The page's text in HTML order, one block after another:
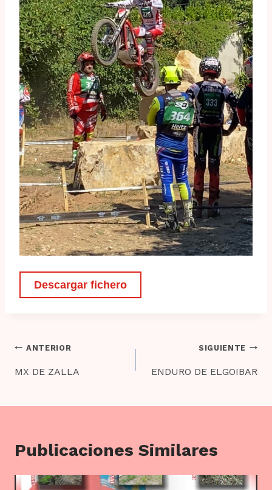
Descargar fichero
Navegación
de
ANTERIOR
MX DE ZALLA
SIGUIENTE
ENDURO DE ELGOIBAR
Publicaciones Similares